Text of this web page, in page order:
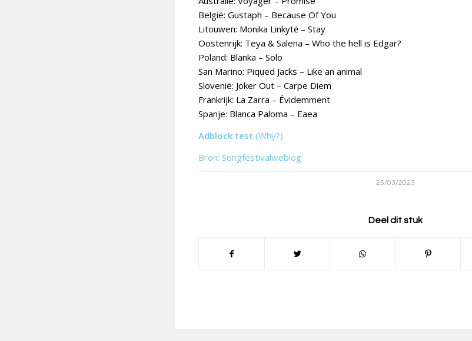
België: Gustaph – Because Of You
Litouwen: Monika Linkytė – Stay
Oostenrijk: Teya & Salena – Who the hell is Edgar?
Poland: Blanka – Solo
San Marino: Piqued Jacks – Like an animal
Slovenië: Joker Out – Carpe Diem
Frankrijk: La Zarra – Évidemment
Spanje: Blanca Paloma – Eaea
Adblock test (Why?)
Bron: Songfestivalweblog
25/03/2023
Deel dit stuk